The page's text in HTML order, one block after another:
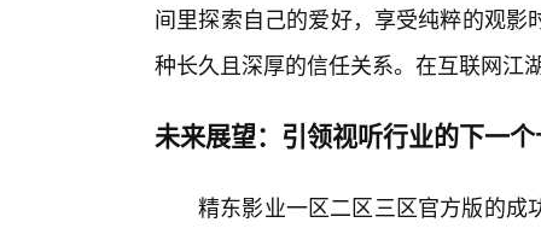
间里探索自己的爱好，享受纯粹的观
种长久且深厚的信任关系。在互联网江
未来展望：引领视听行业的下一
精东影业一区二区三区官方版的成